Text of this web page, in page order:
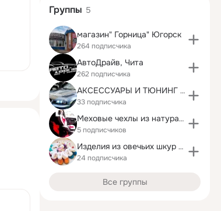
Группы 5
магазин" Горница" Югорск
264 подписчика
АвтоДрайв, Чита
262 подписчика
АКСЕССУАРЫ И ТЮНИНГ ДЛЯ АВТО,Чехлы,Автогаджеты
33 подписчика
Меховые чехлы из натуральной овчины.
5 подписчиков
Изделия из овечьих шкур Кубани оптом и в розницу!
24 подписчика
Все группы